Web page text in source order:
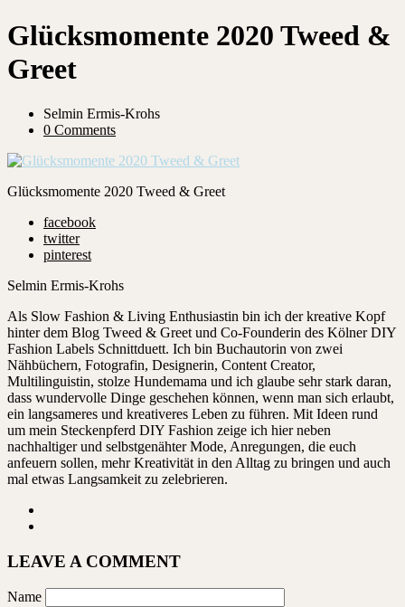
Glücksmomente 2020 Tweed &
Greet
Selmin Ermis-Krohs
0 Comments
Glücksmomente 2020 Tweed & Greet
facebook
twitter
pinterest
Selmin Ermis-Krohs
Als Slow Fashion & Living Enthusiastin bin ich der kreative Kopf
hinter dem Blog Tweed & Greet und Co-Founderin des Kölner DIY
Fashion Labels Schnittduett. Ich bin Buchautorin von zwei
Nähbüchern, Fotografin, Designerin, Content Creator,
Multilinguistin, stolze Hundemama und ich glaube sehr stark daran,
dass wundervolle Dinge geschehen können, wenn man sich erlaubt,
ein langsameres und kreativeres Leben zu führen. Mit Ideen rund
um mein Steckenpferd DIY Fashion zeige ich hier neben
nachhaltiger und selbstgenähter Mode, Anregungen, die euch
anfeuern sollen, mehr Kreativität in den Alltag zu bringen und auch
mal etwas Langsamkeit zu zelebrieren.
LEAVE A COMMENT
Name